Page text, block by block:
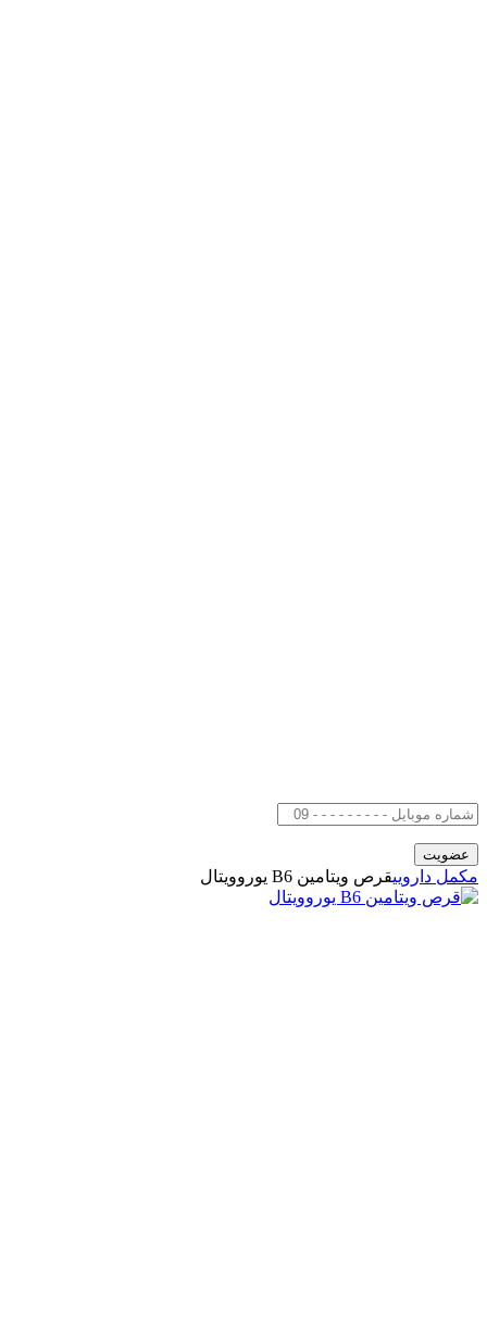
مکمل داروییقرص ویتامین B6 یوروویتال